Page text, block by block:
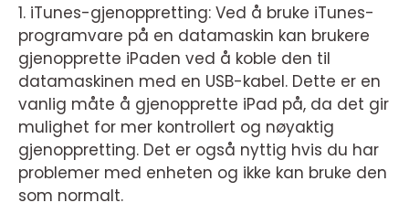
1. iTunes-gjenoppretting: Ved å bruke iTunes-
programvare på en datamaskin kan brukere
gjenopprette iPaden ved å koble den til
datamaskinen med en USB-kabel. Dette er en
vanlig måte å gjenopprette iPad på, da det gir
mulighet for mer kontrollert og nøyaktig
gjenoppretting. Det er også nyttig hvis du har
problemer med enheten og ikke kan bruke den
som normalt.